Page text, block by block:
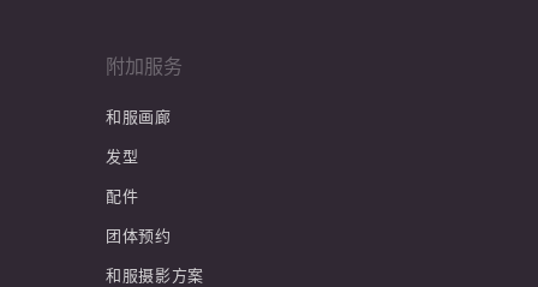
附加服务
和服画廊
发型
配件
团体预约
和服摄影方案